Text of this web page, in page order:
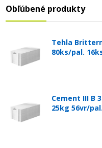
Obľúbené produkty
Tehla
80ks/pal.
Cement III B
25kg 56vr/pal.